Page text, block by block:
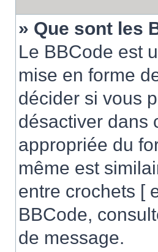
» Que sont les
Le BBCode est
mise en forme
décider si vous
désactiver dans
appropriée du
même est
entre crochets [
BBCode,
de message.